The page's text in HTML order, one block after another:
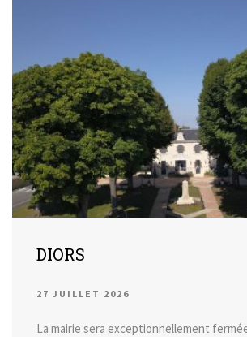
DIORS
27 JUILLET 2026
La mairie sera exceptionnellement